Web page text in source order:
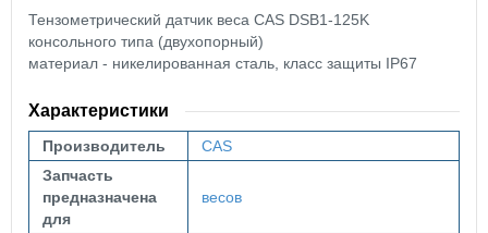
Тензометрический датчик веса CAS DSB1-125K
консольного типа (двухопорный)
материал - никелированная сталь, класс защиты IP67
Характеристики
Производитель
CAS
Запчасть
предназначена
для
весов